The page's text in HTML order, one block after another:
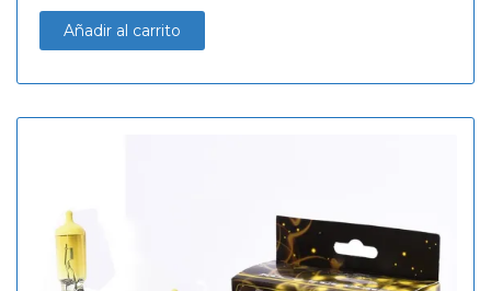
Añadir al carrito